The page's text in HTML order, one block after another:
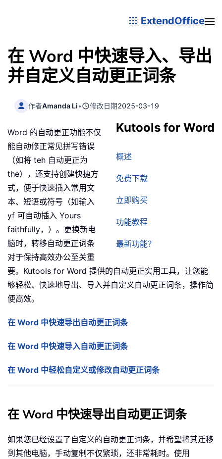
ExtendOffice
在 Word 中快速导入、导出
并自定义自动更正词条
作者Amanda Li• 修改日期2025-03-19
Kutools for Word
概述
免费下载
立即购买
功能教程
最新功能？
Word 的自动更正功能不仅
能自动修正常见拼写错误
（如将 teh 自动更正为
the），还支持创建快捷方
式，便于快速插入常用文
本、短语或符号（如输入
yf 可自动插入 Yours
faithfully，）。更换新电
脑时，转移自动更正词条
对于保持高效办公至关重
要。Kutools for Word 提供的自动更正实用工具，让您能
够轻松、快速地导出、导入并自定义自动更正词条，操作简
便高效。
在 Word 中快速导出自动更正词条
在 Word 中快速导入自动更正词条
在 Word 中轻松自定义或修改自动更正词条
在 Word 中快速导出自动更正词条
如果您已经设置了自定义的自动更正词条，并希望将其迁移
到其他电脑，手动复制不仅繁琐，还非常耗时。使用